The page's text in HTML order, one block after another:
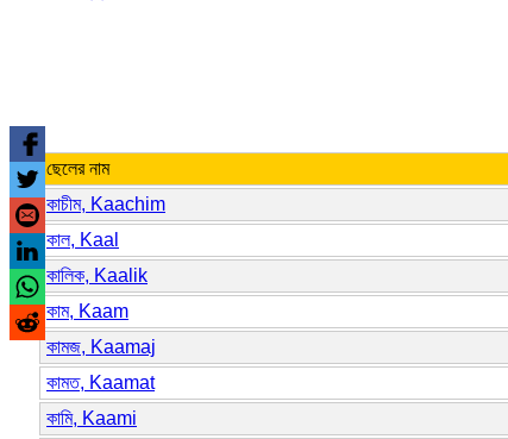
ছেলের নাম
কাচীম, Kaachim
কাল, Kaal
কালিক, Kaalik
কাম, Kaam
কামজ, Kaamaj
কামত, Kaamat
কামি, Kaami